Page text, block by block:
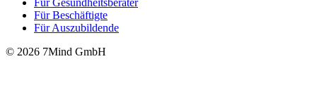
Für Beschäftigte
Für Auszubildende
© 2026 7Mind GmbH